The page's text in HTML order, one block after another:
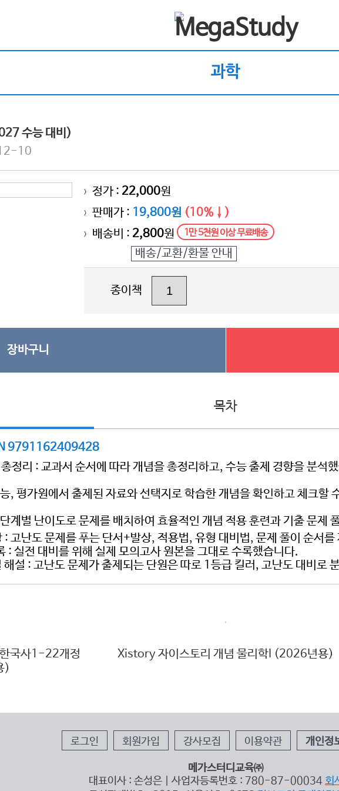
과학
수능 대비)
10
> 정가 : 22,000원
> 판매가 : 19,800원 (10%↓)
> 배송비 : 2,800원 1만 5천원 이상 무료배송
배송/교환/환불 안내
종이책
장바구니
목차
9791162409428
정리 : 교과서 순서에 따라 개념을 총정리하고, 수능 출제 경향을 분석
, 평가원에서 출제된 자료와 선택지로 학습한 개념을 확인하고 체크할
계별 난이도로 문제를 배치하여 효율적인 개념 적용 훈련과 기출 문제
고난도 문제를 푸는 단서+발상, 적용법, 유형 대비법, 문제 풀이 순서를
: 실전 대비를 위해 실제 모의고사 원본을 그대로 수록했습니다.
설 : 고난도 문제가 출제되는 단원은 따로 1등급 킬러, 고난도 대비로
국사1-22개정
)
Xistory 자이스토리 개념 물리학I (2026년용)
로그인 회원가입 강사모집 이용약관 개인정
메가스터디교육㈜
대표이사 : 손성은 | 사업자등록번호 : 780-87-00034 회